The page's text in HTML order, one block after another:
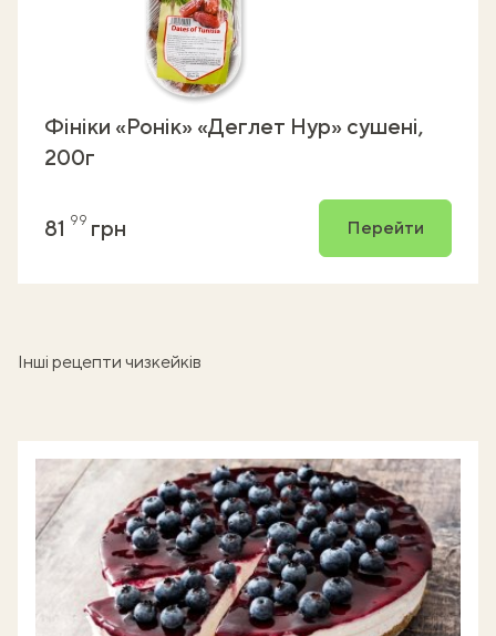
Фініки «Ронік» «Деглет Нур» сушені,
200г
81 99 грн Перейти
Інші рецепти чизкейків